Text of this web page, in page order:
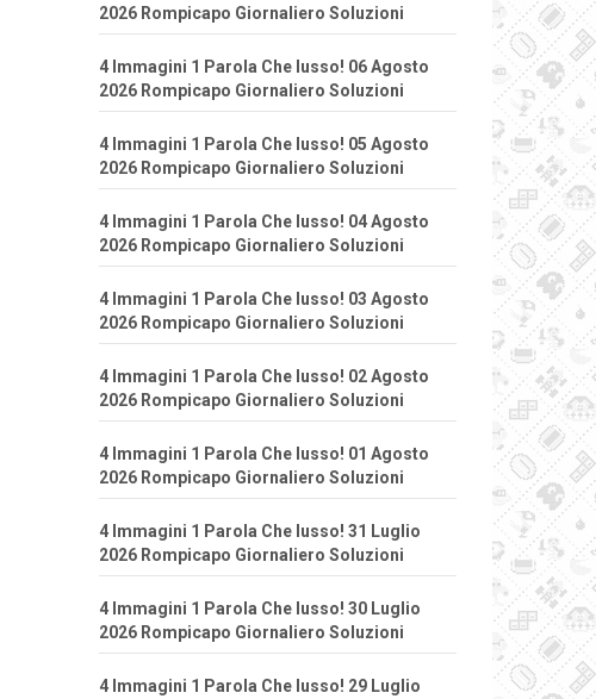
2026 Rompicapo Giornaliero Soluzioni
4 Immagini 1 Parola Che lusso! 06 Agosto
2026 Rompicapo Giornaliero Soluzioni
4 Immagini 1 Parola Che lusso! 05 Agosto
2026 Rompicapo Giornaliero Soluzioni
4 Immagini 1 Parola Che lusso! 04 Agosto
2026 Rompicapo Giornaliero Soluzioni
4 Immagini 1 Parola Che lusso! 03 Agosto
2026 Rompicapo Giornaliero Soluzioni
4 Immagini 1 Parola Che lusso! 02 Agosto
2026 Rompicapo Giornaliero Soluzioni
4 Immagini 1 Parola Che lusso! 01 Agosto
2026 Rompicapo Giornaliero Soluzioni
4 Immagini 1 Parola Che lusso! 31 Luglio
2026 Rompicapo Giornaliero Soluzioni
4 Immagini 1 Parola Che lusso! 30 Luglio
2026 Rompicapo Giornaliero Soluzioni
4 Immagini 1 Parola Che lusso! 29 Luglio